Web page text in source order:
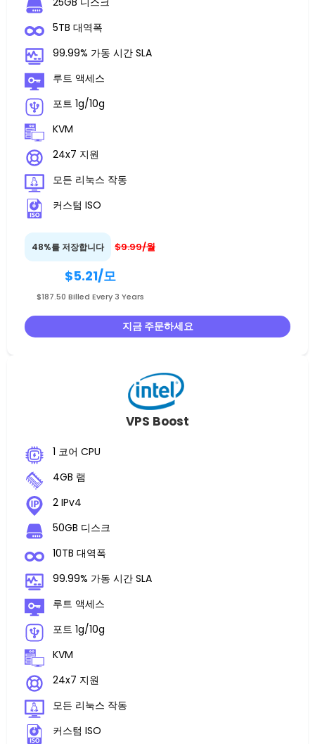
5TB 대역폭
99.99% 가동 시간 SLA
루트 액세스
포트 1g/10g
KVM
24x7 지원
모든 리눅스 작동
커스텀 ISO
48%를 저장합니다 $9.99/월
$5.21/모
$187.50 Billed Every 3 Years
지금 주문하세요
VPS Boost
1 코어 CPU
4GB 램
2 IPv4
50GB 디스크
10TB 대역폭
99.99% 가동 시간 SLA
루트 액세스
포트 1g/10g
KVM
24x7 지원
모든 리눅스 작동
커스텀 ISO